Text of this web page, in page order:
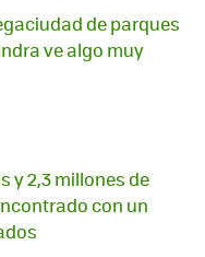
de parques
ve algo muy
y 2,3 millones de
con un